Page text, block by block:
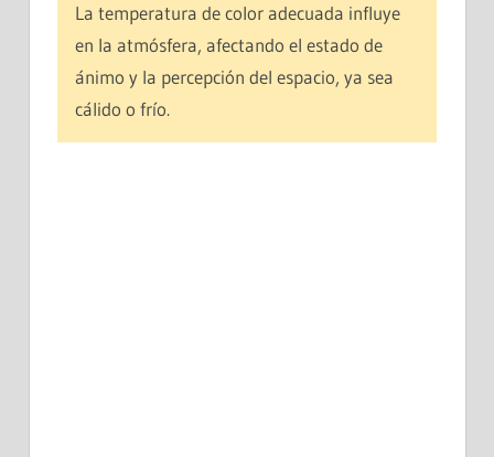
La temperatura de color adecuada influye
en la atmósfera, afectando el estado de
ánimo y la percepción del espacio, ya sea
cálido o frío.